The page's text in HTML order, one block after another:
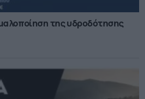
της υδροδότησης